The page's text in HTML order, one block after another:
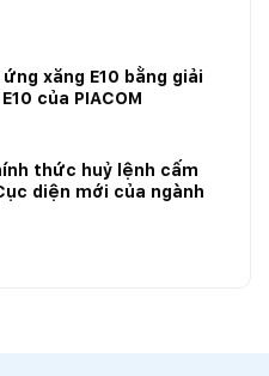
xăng E10 bằng giải
của PIACOM
thức huỷ lệnh cấm
diện mới của ngành